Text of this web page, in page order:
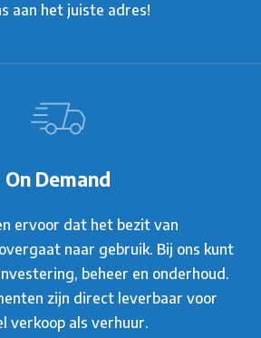
aan het juiste adres!
On Demand
ervoor dat het bezit van
naar gebruik. Bij ons kunt
beheer en onderhoud.
zijn direct leverbaar voor
verkoop als verhuur.